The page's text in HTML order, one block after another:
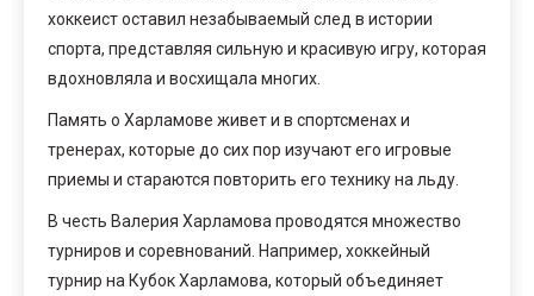
хоккеист оставил незабываемый след в истории
спорта, представляя сильную и красивую игру, которая
вдохновляла и восхищала многих.
Память о Харламове живет и в спортсменах и
тренерах, которые до сих пор изучают его игровые
приемы и стараются повторить его технику на льду.
В честь Валерия Харламова проводятся множество
турниров и соревнований. Например, хоккейный
турнир на Кубок Харламова, который объединяет